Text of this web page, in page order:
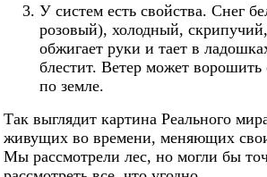
У систем есть свойства. Снег
розовый), холодный,
обжигает руки и тает в
блестит. Ветер может ворошить
по земле.
Так выглядит картина Реального
живущих во времени, меняющих
Мы рассмотрели лес, но могли бы